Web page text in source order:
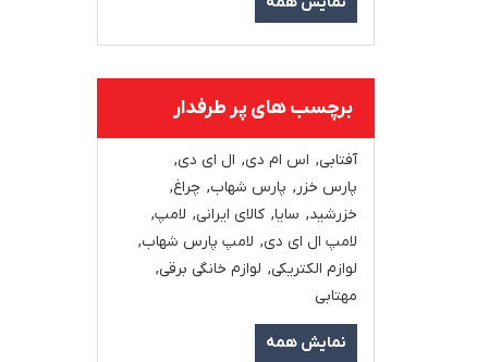
برچسب های پر طرفدار
آفتابی, اس ام دی, ال ای دی,
پارس خزر, پارس شهاب, چراغ,
خزرشید, سایا, کالای ایرانی, لامپ,
لامپ ال ای دی, لامپ پارس شهاب,
لوازم الکتریکی, لوازم خانگی برقی,
مهتابی
نمایش همه